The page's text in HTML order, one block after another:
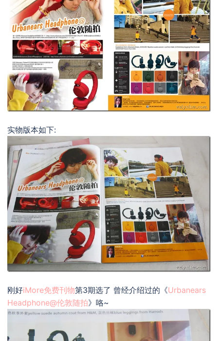
实物版本如下:
刚好iMore免费刊物第3期选了 曾经介绍过的《Urbanears
Headphone@伦敦随拍》咯~